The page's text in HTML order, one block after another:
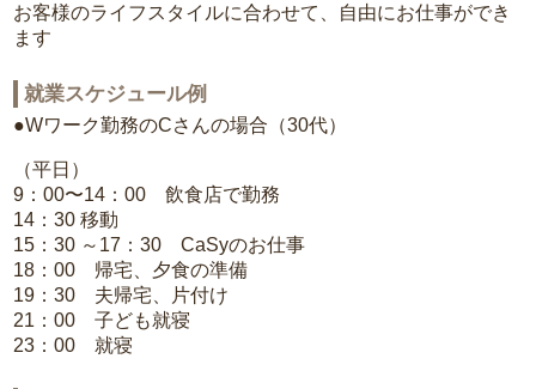
お客様のライフスタイルに合わせて、自由にお仕事ができ
ます
就業スケジュール例
●Wワーク勤務のCさんの場合（30代）
（平日）
9：00〜14：00 飲食店で勤務
14：30 移動
15：30 ～17：30 CaSyのお仕事
18：00 帰宅、夕食の準備
19：30 夫帰宅、片付け
21：00 子ども就寝
23：00 就寝